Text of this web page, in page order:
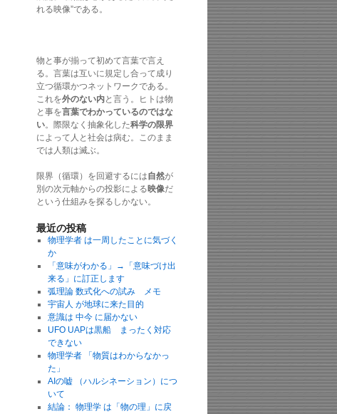
れる映像”である。
物と事が揃って初めて言葉で言え
る。言葉は互いに規定し合って成り
立つ循環かつネットワークである。
これを外のない内と言う。ヒトは物
と事を言葉でわかっているのではな
い。際限なく抽象化した科学の限界
によって人と社会は病む。このまま
では人類は滅ぶ。
限界（循環）を回避するには自然が
別の次元軸からの投影による映像だ
という仕組みを探るしかない。
最近の投稿
物理学者 は一周したことに気づく
か
「意味がわかる」→「意味づけ出
来る」に訂正します
弧理論 数式化への試み メモ
宇宙人 が地球に来た目的
意識は 中今 に届かない
UFO UAPは黒船 まったく対応
できない
物理学者 「物質はわからなかっ
た」
AIの嘘 （ハルシネーション）につ
いて
結論： 物理学 は「物の理」に戻